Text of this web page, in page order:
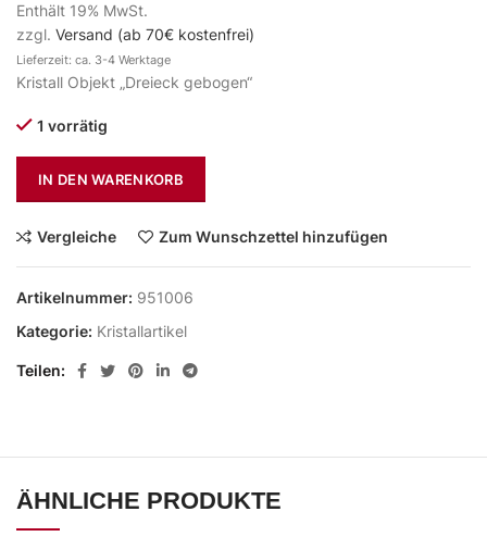
Enthält 19% MwSt.
zzgl. Versand (ab 70€ kostenfrei)
Lieferzeit: ca. 3-4 Werktage
Kristall Objekt „Dreieck gebogen“
1 vorrätig
IN DEN WARENKORB
Vergleiche Zum Wunschzettel hinzufügen
Artikelnummer: 951006
Kategorie: Kristallartikel
Teilen
ÄHNLICHE PRODUKTE